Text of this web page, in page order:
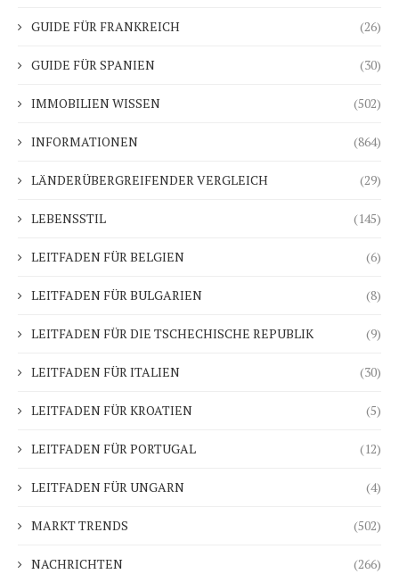
GUIDE FÜR FRANKREICH (26)
GUIDE FÜR SPANIEN (30)
IMMOBILIEN WISSEN (502)
INFORMATIONEN (864)
LÄNDERÜBERGREIFENDER VERGLEICH (29)
LEBENSSTIL (145)
LEITFADEN FÜR BELGIEN (6)
LEITFADEN FÜR BULGARIEN (8)
LEITFADEN FÜR DIE TSCHECHISCHE REPUBLIK (9)
LEITFADEN FÜR ITALIEN (30)
LEITFADEN FÜR KROATIEN (5)
LEITFADEN FÜR PORTUGAL (12)
LEITFADEN FÜR UNGARN (4)
MARKT TRENDS (502)
NACHRICHTEN (266)